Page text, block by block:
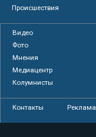
Происшествия
Видео
Фото
Мнения
Медиацентр
Колумнисты
Контакты Реклама